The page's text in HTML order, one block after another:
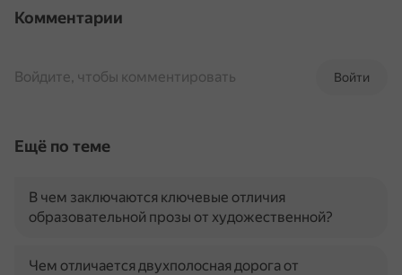
Комментарии
Войти
Войдите, чтобы комментировать
Ещё по теме
В чем заключаются ключевые отличия
образовательной прозы от художественной?
Чем отличается двухполосная дорога от